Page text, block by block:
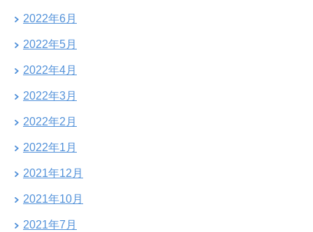
2022年6月
2022年5月
2022年4月
2022年3月
2022年2月
2022年1月
2021年12月
2021年10月
2021年7月